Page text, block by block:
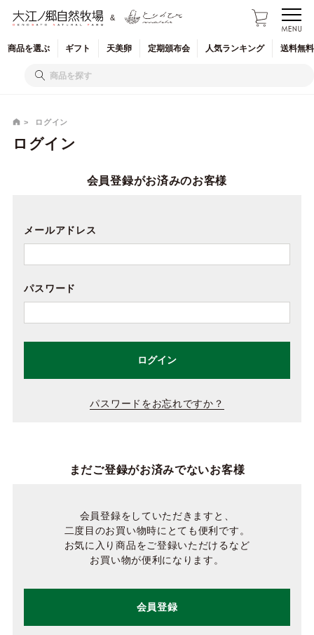
&
商品を選ぶ ギフト 天美卵 定期頒布会 人気ランキング 送料無
ログイン
ログイン
会員登録がお済みのお客様
メールアドレス
パスワード
ログイン
パスワードをお忘れですか？
まだご登録がお済みでないお客様
会員登録をしていただきますと、
二度目のお買い物時にとても便利です。
お気に入り商品をご登録いただけるなど
お買い物が便利になります。
会員登録